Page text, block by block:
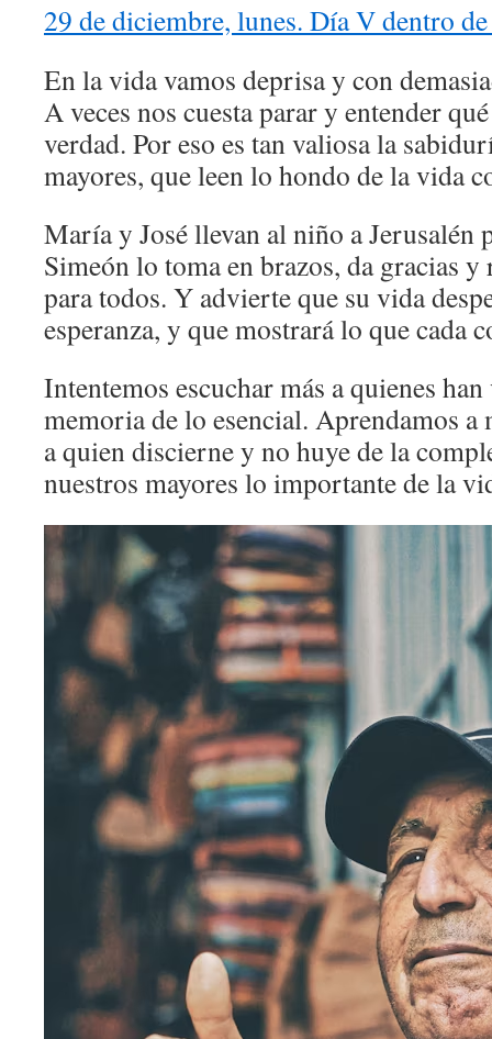
29 de diciembre, lunes. Día V dentro
En la vida vamos deprisa y con
A veces nos cuesta parar y entender
verdad. Por eso es tan valiosa la
mayores, que leen lo hondo de la vida
María y José llevan al niño a Jerusalén
Simeón lo toma en brazos, da gracias y
para todos. Y advierte que su vida
esperanza, y que mostrará lo que cada
Intentemos escuchar más a quienes
memoria de lo esencial. Aprendamos a
a quien discierne y no huye de la
nuestros mayores lo importante de la